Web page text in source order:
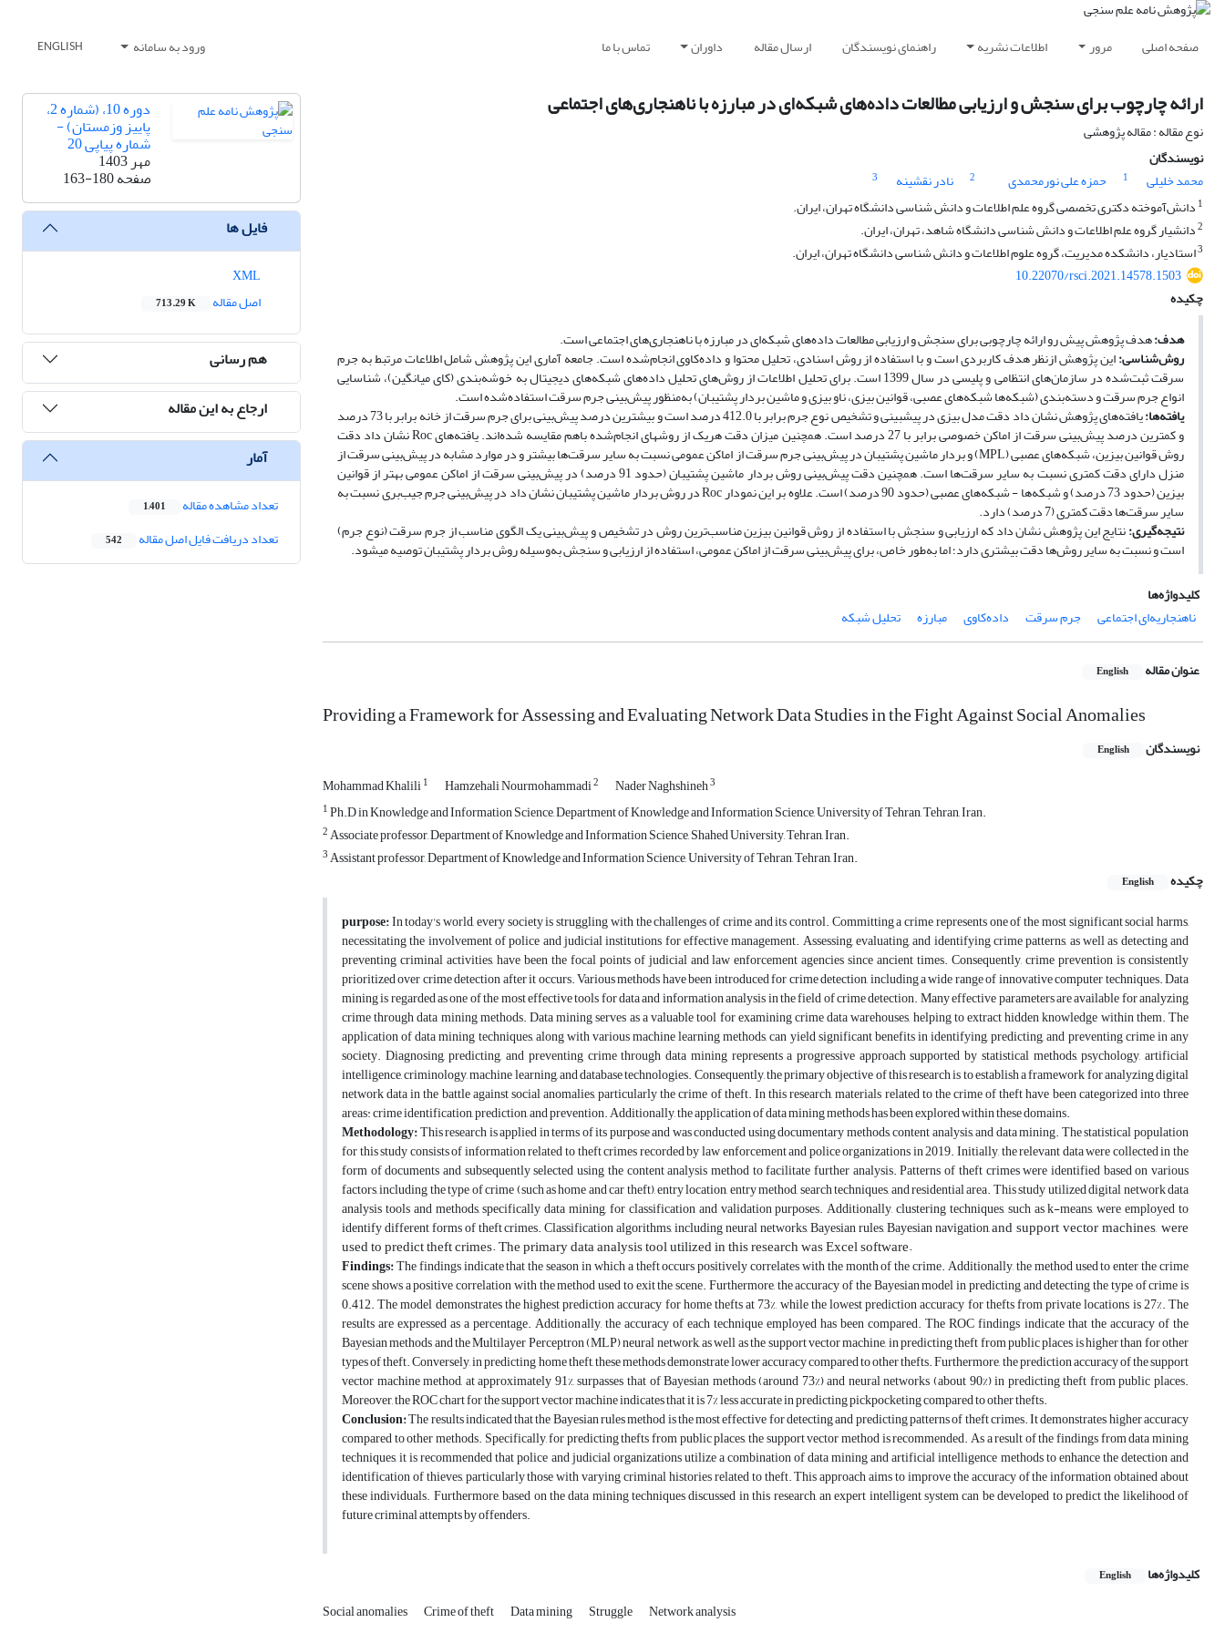
صفحه اصلی مرور اطلاعات نشریه راهنمای نویسندگان ارسال مقاله داوران تماس با ما ورود به سامانه ENGLISH
ارائه چارچوب برای سنجش و ارزیابی مطالعات داده‏‌های شبکه‌‏ای در مبارزه با ناهنجاری‏‌های اجتماعی
نوع مقاله : مقاله پژوهشی
نویسندگان
محمد خلیلی
1 حمزه علی نورمحمدی 2 نادر نقشینه
3
1 دانش‌آموخته دکتری تخصصی گروه علم اطلاعات و دانش شناسی دانشگاه تهران، ایران.
2دانشیار گروه علم اطلاعات و دانش شناسی دانشگاه شاهد، تهران، ایران.
3استاد‌یار، دانشکده مدیریت، گروه علوم اطلاعات و دانش شناسی دانشگاه تهران، ایران.
10.22070/rsci.2021.14578.1503
چکیده
هدف:هدف پژوهش پیش رو ارائه چارچوبی برای سنجش و ارزیابی مطالعات داده‏‌های شبکه‏‌ای در مبارزه با ناهنجاری‏‌های اجتماعی است.
روش‌شناسی:این پژوهش ازنظر هدف کاربردی است و با استفاده از روش اسنادی، تحلیل محتوا و داده‌‏کاوی انجام‌شده است. جامعه آماری این پژوهش شامل اطلاعات مرتبط به جرم
سرقت ثبت‌شده در سازمان‏‌های انتظامی و پلیسی در سال 1399 است. برای تحلیل اطلاعات از روش‌های تحلیل داده‌‏های شبکه‏‌های دیجیتال به خوشه‌‏بندی (کای میانگین)، شناسایی
انواع جرم سرقت و دسته‏‌بندی (شبکه‌ها شبکه‌های عصبی، قوانین بیزی، ناو بیزی و ماشین بردار پشتیبان) به‌منظور پیش‏‌بینی جرم سرقت استفاده‌شده است.
یافته‌ها: یافته‏‌های پژوهش نشان داد دقت مدل بیزی در پیش‏بینی و تشخیص نوع جرم برابر با 412.0 درصد است و بیشترین درصد پیش‏‌بینی برای جرم سرقت از خانه برابر با 73 درصد
و کمترین درصد پیش‏‌بینی سرقت از اماکن خصوصی برابر با 27 درصد است. همچنین میزان دقت هریک از روش‏های انجام‌شده باهم مقایسه شده‌‏اند. یافته‌‏های Roc نشان داد دقت
روش قوانین بیزین، شبکه‌‏های عصبی (MPL) و بردار ماشین پشتیبان در پیش‌‏بینی جرم سرقت از اماکن عمومی نسبت به سایر سرقت‌‏ها بیشتر و در موارد مشابه در پیش‏‌بینی سرقت از
منزل دارای دقت کمتری نسبت به سایر سرقت‌‏ها است. همچنین دقت پیش‌‏بینی روش بردار ماشین پشتیبان (حدود 91 درصد) در پیش‌‏بینی سرقت از اماکن عمومی بهتر از قوانین
بیزین (حدود 73 درصد) و شبکه‌ها - شبکه‌های عصبی (حدود 90 درصد) است. علاوه بر این نمودار Roc در روش بردار ماشین پشتیبان نشان داد در پیش‌‏بینی جرم جیب‏‌بری نسبت به
سایر سرقت‏‌ها دقت کمتری (7 درصد) دارد.
نتیجه‌گیری:نتایج این پژوهش نشان داد که ارزیابی و سنجش با استفاده از روش قوانین بیزین مناسب‌ترین روش در تشخیص و پیش‏‌بینی یک الگوی مناسب از جرم سرقت (نوع جرم)
است و نسبت به سایر روش‌ها دقت بیشتری دارد؛ اما به‌طور خاص، برای پیش‌‏بینی سرقت از اماکن عمومی، استفاده از ارزیابی و سنجش به‌وسیله روش بردار پشتیبان توصیه می‏شود.
کلیدواژه‌ها
ناهنجاری‏ه‌ای اجتماعی
جرم سرقت داده‏‌کاوی مبارزه تحلیل شبکه
عنوان مقاله English
Providing a Framework for Assessing and Evaluating Network Data Studies in the Fight Against Social Anomalies
نویسندگان English
Mohammad Khalili1 Hamzehali Nourmohammadi2 Nader Naghshineh3
1Ph.D in Knowledge and Information Science, Department of Knowledge and Information Science, University of Tehran, Tehran, Iran.
2Associate professor, Department of Knowledge and Information Science, Shahed University, Tehran, Iran.
3Assistant professor, Department of Knowledge and Information Science, University of Tehran, Tehran, Iran.
چکیده
English
purpose:In today's world, every society is struggling with the challenges of crime and its control. Committing a crime represents one of the most significant social harms,
necessitating the involvement of police and judicial institutions for effective management. Assessing, evaluating, and identifying crime patterns, as well as detecting and
preventing criminal activities, have been the focal points of judicial and law enforcement agencies since ancient times. Consequently, crime prevention is consistently
prioritized over crime detection after it occurs. Various methods have been introduced for crime detection, including a wide range of innovative computer techniques. Data
mining is regarded as one of the most effective tools for data and information analysis in the field of crime detection. Many effective parameters are available for analyzing
crime through data mining methods. Data mining serves as a valuable tool for examining crime data warehouses, helping to extract hidden knowledge within them. The
application of data mining techniques, along with various machine learning methods, can yield significant benefits in identifying, predicting, and preventing crime in any
society. Diagnosing, predicting, and preventing crime through data mining represents a progressive approach supported by statistical methods, psychology, artificial
intelligence, criminology, machine learning, and database technologies. Consequently, the primary objective of this research is to establish a framework for analyzing digital
network data in the battle against social anomalies, particularly the crime of theft. In this research, materials related to the crime of theft have been categorized into three
areas: crime identification, prediction, and prevention. Additionally, the application of data mining methods has been explored within these domains.
Methodology:This research is applied in terms of its purpose and was conducted using documentary methods, content analysis, and data mining. The statistical population
for this study consists of information related to theft crimes recorded by law enforcement and police organizations in 2019. Initially, the relevant data were collected in the
form of documents and subsequently selected using the content analysis method to facilitate further analysis. Patterns of theft crimes were identified based on various
factors, including the type of crime (such as home and car theft), entry location, entry method, search techniques, and residential area. This study utilized digital network data
analysis tools and methods, specifically data mining, for classification and validation purposes. Additionally, clustering techniques, such as k-means, were employed to
identify different forms of theft crimes. Classification algorithms, including neural networks, Bayesian rules, Bayesian navigation,and support vector machines, were
used to predict theft crimes. The primary data analysis tool utilized in this research was Excel software.
Findings:The findings indicate that the season in which a theft occurs positively correlates with the month of the crime. Additionally, the method used to enter the crime
scene shows a positive correlation with the method used to exit the scene. Furthermore, the accuracy of the Bayesian model in predicting and detecting the type of crime is
0.412. The model demonstrates the highest prediction accuracy for home thefts at 73%, while the lowest prediction accuracy for thefts from private locations is 27%. The
results are expressed as a percentage. Additionally, the accuracy of each technique employed has been compared. The ROC findings indicate that the accuracy of the
Bayesian methods and the Multilayer Perceptron (MLP) neural network, as well as the support vector machine, in predicting theft from public places is higher than for other
types of theft. Conversely, in predicting home theft, these methods demonstrate lower accuracy compared to other thefts. Furthermore, the prediction accuracy of the support
vector machine method, at approximately 91%, surpasses that of Bayesian methods (around 73%) and neural networks (about 90%) in predicting theft from public places.
Moreover, the ROC chart for the support vector machine indicates that it is 7% less accurate in predicting pickpocketing compared to other thefts.
Conclusion:The results indicated that the Bayesian rules method is the most effective for detecting and predicting patterns of theft crimes. It demonstrates higher accuracy
compared to other methods. Specifically, for predicting thefts from public places, the support vector method is recommended. As a result of the findings from data mining
techniques, it is recommended that police and judicial organizations utilize a combination of data mining and artificial intelligence methods to enhance the detection and
identification of thieves, particularly those with varying criminal histories related to theft. This approach aims to improve the accuracy of the information obtained about
these individuals. Furthermore, based on the data mining techniques discussed in this research, an expert intelligent system can be developed to predict the likelihood of
future criminal attempts by offenders.
کلیدواژه‌ها English
Social anomalies Crime of theft Data mining Struggle Network analysis
دوره 10، (شماره 2،
پاییز وزمستان) -
شماره پیاپی 20
مهر 1403
صفحه163-180
فایل ها
اصل مقاله
713.29 K
هم رسانی
ارجاع به این مقاله
آمار
تعداد مشاهده مقاله 1,401
تعداد دریافت فایل اصل مقاله 542